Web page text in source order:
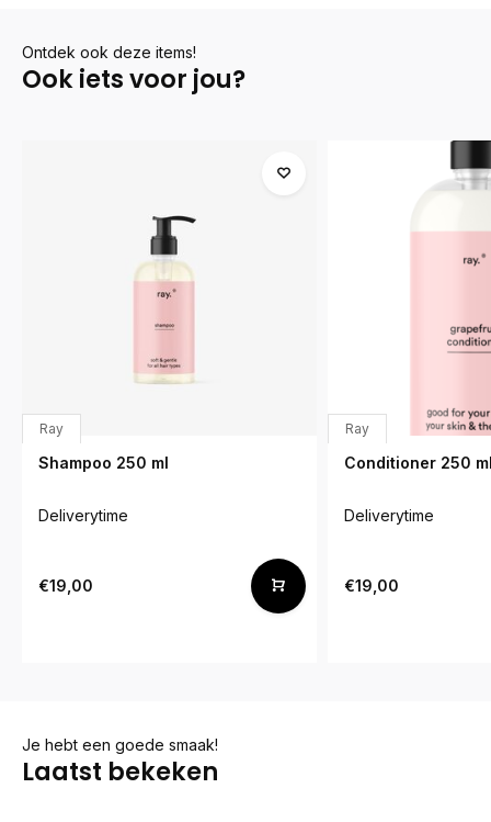
Ontdek ook deze items!
Ook iets voor jou?
Ray
Shampoo 250 ml
Deliverytime
€19,00
Ray
Conditioner 250
Deliverytime
€19,00
Je hebt een goede smaak!
Laatst bekeken